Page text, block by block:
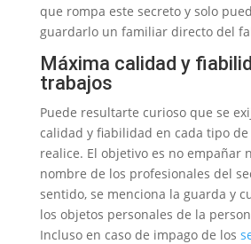
que rompa este secreto y solo
guardarlo un familiar directo del
Máxima calidad y
trabajos
Puede resultarte curioso que se
calidad y fiabilidad en cada tipo
realice. El objetivo es no empañar
nombre de los profesionales del
sentido, se menciona la guarda y
los objetos personales de la
Incluso en caso de impago de los